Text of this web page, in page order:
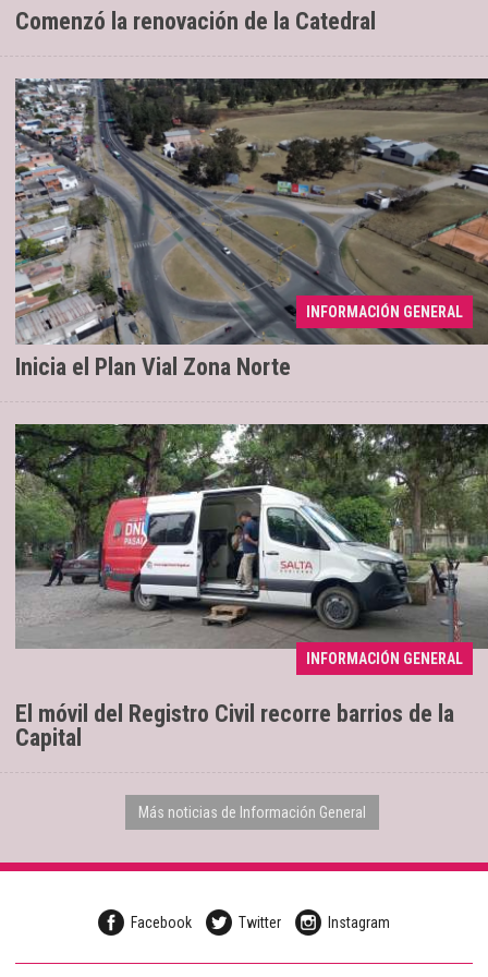
Comenzó la renovación de la Catedral
INFORMACIÓN GENERAL
Inicia el Plan Vial Zona Norte
04/08/2026 Renovación de 2,6 kilómetros
INFORMACIÓN GENERAL
El móvil del Registro Civil recorre barrios de la
Capital
Se extenderá hasta el sábado 8
Más noticias de Información General
Facebook Twitter Instagram